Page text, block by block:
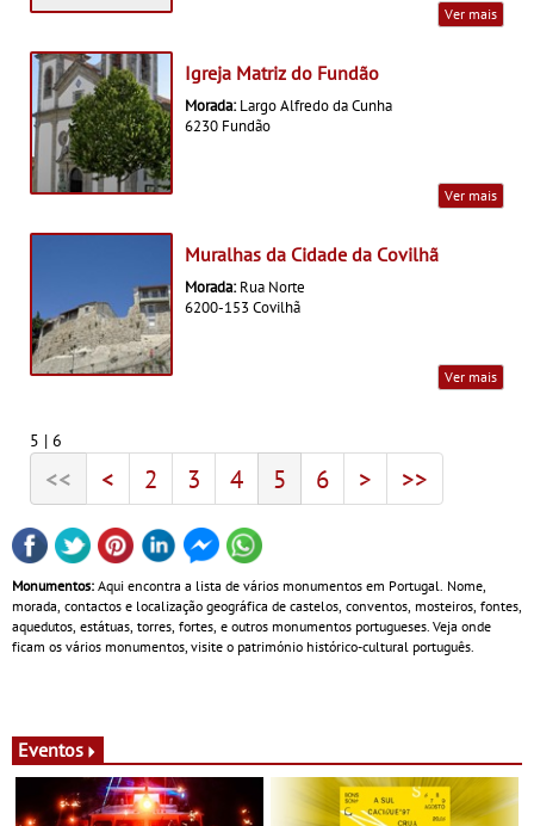
Ver mais
Igreja Matriz do Fundão
Morada: Largo Alfredo da Cunha
6230 Fundão
Ver mais
Muralhas da Cidade da Covilhã
Morada: Rua Norte
6200-153 Covilhã
Ver mais
5 | 6
<< < 2 3 4 5 6 > >>
Monumentos: Aqui encontra a lista de vários monumentos em Portugal. Nome,
morada, contactos e localização geográfica de castelos, conventos, mosteiros, fontes,
aquedutos, estátuas, torres, fortes, e outros monumentos portugueses. Veja onde
ficam os vários monumentos, visite o património histórico-cultural português.
Eventos